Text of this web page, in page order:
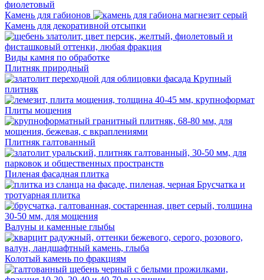
Камень для габионов
Камень для декоративной отсыпки
Виды камня по обработке
Плитняк природный
Крупный
плитняк
Плиты мощения
Плитняк галтованный
Пиленая фасадная плитка
Брусчатка и
тротуарная плитка
Валуны и каменные глыбы
Колотый камень по фракциям